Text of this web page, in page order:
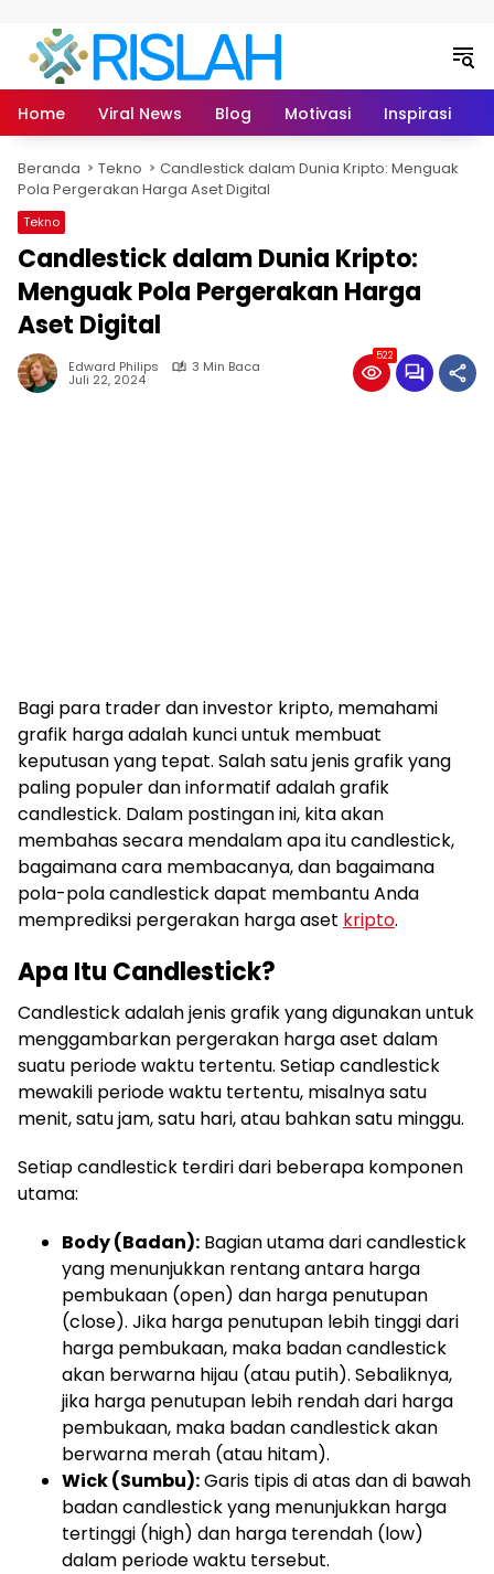
Home Viral News Blog Motivasi Inspirasi
Beranda Tekno
Candlestick dalam Dunia Kripto: Menguak
Pola Pergerakan Harga Aset Digital
Tekno
Candlestick dalam Dunia Kripto:
Menguak Pola Pergerakan Harga
Aset Digital
Edward Philips 3 Min Baca
Juli 22, 2024
522
Bagi para trader dan investor kripto, memahami
grafik harga adalah kunci untuk membuat
keputusan yang tepat. Salah satu jenis grafik yang
paling populer dan informatif adalah grafik
candlestick. Dalam postingan ini, kita akan
membahas secara mendalam apa itu candlestick,
bagaimana cara membacanya, dan bagaimana
pola-pola candlestick dapat membantu Anda
memprediksi pergerakan harga aset kripto.
Apa Itu Candlestick?
Candlestick adalah jenis grafik yang digunakan untuk
menggambarkan pergerakan harga aset dalam
suatu periode waktu tertentu. Setiap candlestick
mewakili periode waktu tertentu, misalnya satu
menit, satu jam, satu hari, atau bahkan satu minggu.
Setiap candlestick terdiri dari beberapa komponen
utama:
Body (Badan): Bagian utama dari candlestick
yang menunjukkan rentang antara harga
pembukaan (open) dan harga penutupan
(close). Jika harga penutupan lebih tinggi dari
harga pembukaan, maka badan candlestick
akan berwarna hijau (atau putih). Sebaliknya,
jika harga penutupan lebih rendah dari harga
pembukaan, maka badan candlestick akan
berwarna merah (atau hitam).
Wick (Sumbu):Garis tipis di atas dan di bawah
badan candlestick yang menunjukkan harga
tertinggi (high) dan harga terendah (low)
dalam periode waktu tersebut.